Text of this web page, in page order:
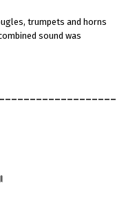
trumpets and horns
sound was
॥